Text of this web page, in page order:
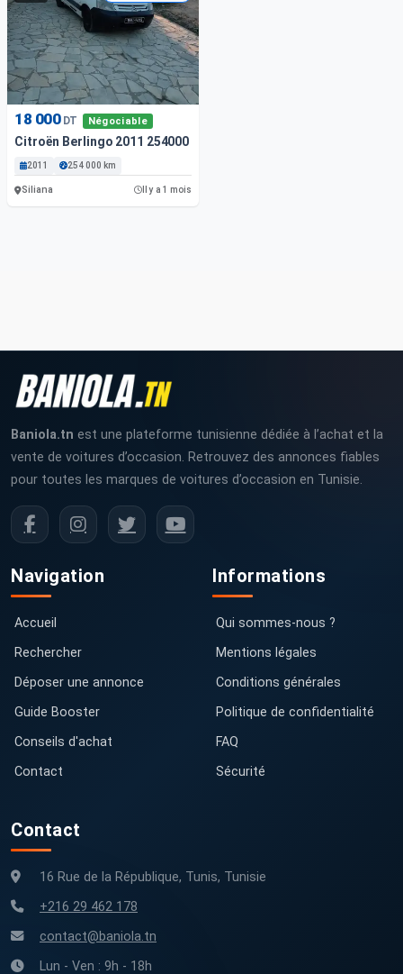
18 000 DT Négociable
Citroën Berlingo 2011 254000 Km
2011 254 000 km
Siliana Il y a 1 mois
Baniola.tn est une plateforme tunisienne dédiée à l’achat et la
vente de voitures d’occasion. Retrouvez des annonces fiables
pour toutes les marques de voitures d’occasion en Tunisie.
Navigation
Accueil
Rechercher
Déposer une annonce
Guide Booster
Conseils d'achat
Contact
Informations
Qui sommes-nous ?
Mentions légales
Conditions générales
Politique de confidentialité
FAQ
Sécurité
Contact
16 Rue de la République, Tunis, Tunisie
+216 29 462 178
contact@baniola.tn
Lun - Ven : 9h - 18h